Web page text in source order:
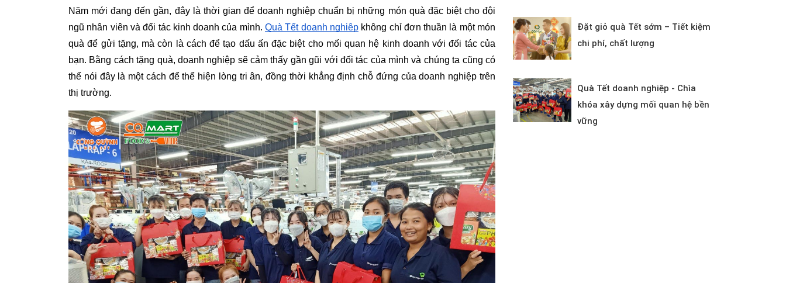
Năm mới đang đến gần, đây là thời gian để doanh nghiệp chuẩn bị những món quà đặc biệt cho đội
ngũ nhân viên và đối tác kinh doanh của mình. Quà Tết doanh nghiệp không chỉ đơn thuần là một món
quà để gửi tặng, mà còn là cách để tạo dấu ấn đặc biệt cho mối quan hệ kinh doanh với đối tác của
bạn. Bằng cách tặng quà, doanh nghiệp sẽ cảm thấy gần gũi với đối tác của mình và chúng ta cũng có
thể nói đây là một cách để thể hiện lòng tri ân, đồng thời khẳng định chỗ đứng của doanh nghiệp trên
thị trường.
Đặt giỏ quà Tết sớm – Tiết kiệm
chi phí, chất lượng
Quà Tết doanh nghiệp - Chìa
khóa xây dựng mối quan hệ bền
vững